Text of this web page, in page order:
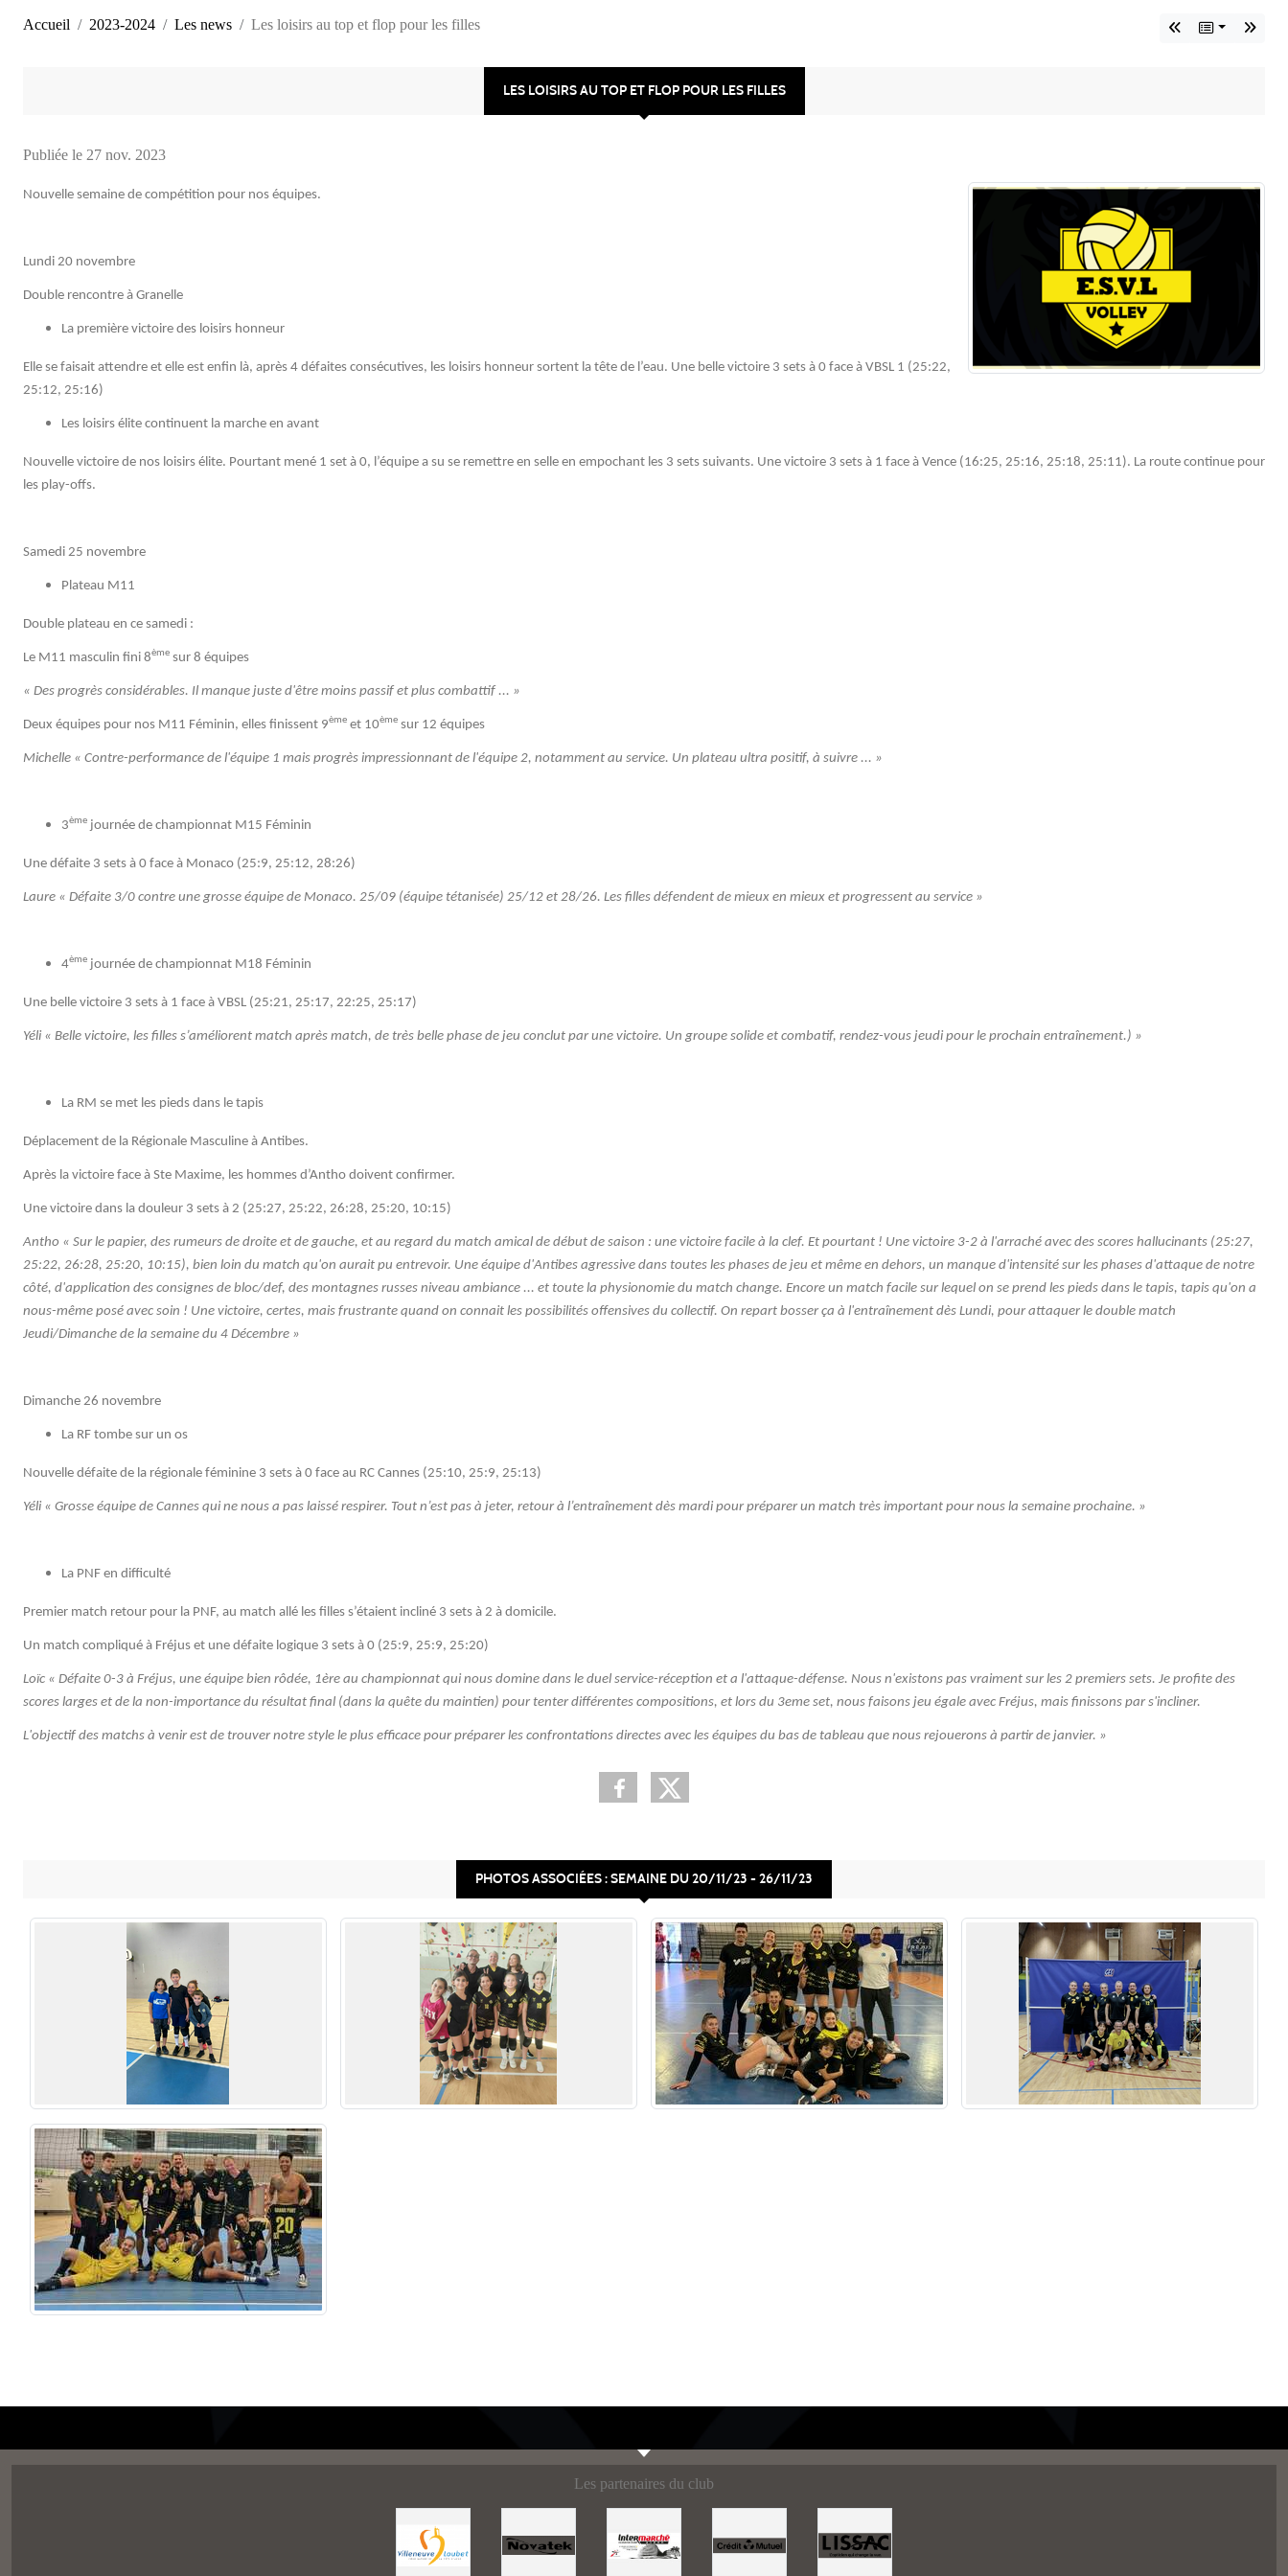
Accueil 2023-2024 Les news Les loisirs au top et flop pour les filles
LES LOISIRS AU TOP ET FLOP POUR LES FILLES
Publiée le 27 nov. 2023
Nouvelle semaine de compétition pour nos équipes.
Lundi 20 novembre
Double rencontre à Granelle
La première victoire des loisirs honneur
Elle se faisait attendre et elle est enfin là, après 4 défaites consécutives, les loisirs honneur sortent la tête de l’eau. Une belle victoire 3 sets à 0 face à VBSL 1 (25:22,
25:12, 25:16)
Les loisirs élite continuent la marche en avant
Nouvelle victoire de nos loisirs élite. Pourtant mené 1 set à 0, l’équipe a su se remettre en selle en empochant les 3 sets suivants. Une victoire 3 sets à 1 face à Vence (16:25, 25:16, 25:18, 25:11). La route continue pour
les play-offs.
Samedi 25 novembre
Plateau M11
Double plateau en ce samedi :
Le M11 masculin fini 8ème sur 8 équipes
« Des progrès considérables. Il manque juste d'être moins passif et plus combattif ... »
Deux équipes pour nos M11 Féminin, elles finissent 9ème et 10ème sur 12 équipes
Michelle « Contre-performance de l'équipe 1 mais progrès impressionnant de l'équipe 2, notamment au service. Un plateau ultra positif, à suivre ... »
3ème journée de championnat M15 Féminin
Une défaite 3 sets à 0 face à Monaco (25:9, 25:12, 28:26)
Laure « Défaite 3/0 contre une grosse équipe de Monaco. 25/09 (équipe tétanisée) 25/12 et 28/26. Les filles défendent de mieux en mieux et progressent au service »
4ème journée de championnat M18 Féminin
Une belle victoire 3 sets à 1 face à VBSL (25:21, 25:17, 22:25, 25:17)
Yéli « Belle victoire, les filles s’améliorent match après match, de très belle phase de jeu conclut par une victoire. Un groupe solide et combatif, rendez-vous jeudi pour le prochain entraînement.) »
La RM se met les pieds dans le tapis
Déplacement de la Régionale Masculine à Antibes.
Après la victoire face à Ste Maxime, les hommes d’Antho doivent confirmer.
Une victoire dans la douleur 3 sets à 2 (25:27, 25:22, 26:28, 25:20, 10:15)
Antho « Sur le papier, des rumeurs de droite et de gauche, et au regard du match amical de début de saison : une victoire facile à la clef. Et pourtant ! Une victoire 3-2 à l'arraché avec des scores hallucinants (25:27,
25:22, 26:28, 25:20, 10:15), bien loin du match qu'on aurait pu entrevoir. Une équipe d'Antibes agressive dans toutes les phases de jeu et même en dehors, un manque d'intensité sur les phases d'attaque de notre
côté, d'application des consignes de bloc/def, des montagnes russes niveau ambiance ... et toute la physionomie du match change. Encore un match facile sur lequel on se prend les pieds dans le tapis, tapis qu'on a
nous-même posé avec soin ! Une victoire, certes, mais frustrante quand on connait les possibilités offensives du collectif. On repart bosser ça à l'entraînement dès Lundi, pour attaquer le double match
Jeudi/Dimanche de la semaine du 4 Décembre »
Dimanche 26 novembre
La RF tombe sur un os
Nouvelle défaite de la régionale féminine 3 sets à 0 face au RC Cannes (25:10, 25:9, 25:13)
Yéli « Grosse équipe de Cannes qui ne nous a pas laissé respirer. Tout n’est pas à jeter, retour à l’entraînement dès mardi pour préparer un match très important pour nous la semaine prochaine. »
La PNF en difficulté
Premier match retour pour la PNF, au match allé les filles s’étaient incliné 3 sets à 2 à domicile.
Un match compliqué à Fréjus et une défaite logique 3 sets à 0 (25:9, 25:9, 25:20)
Loïc « Défaite 0-3 à Fréjus, une équipe bien rôdée, 1ère au championnat qui nous domine dans le duel service-réception et a l'attaque-défense. Nous n'existons pas vraiment sur les 2 premiers sets. Je profite des
scores larges et de la non-importance du résultat final (dans la quête du maintien) pour tenter différentes compositions, et lors du 3eme set, nous faisons jeu égale avec Fréjus, mais finissons par s'incliner.
L'objectif des matchs à venir est de trouver notre style le plus efficace pour préparer les confrontations directes avec les équipes du bas de tableau que nous rejouerons à partir de janvier. »
PHOTOS ASSOCIÉES : SEMAINE DU 20/11/23 - 26/11/23
Les partenaires du club